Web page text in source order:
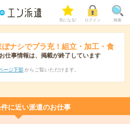
気になる! ログイン 検索
ぼナシでプラ充！組立・加工・食
仕事情報は、掲載が終了しています
ージ下部 からご覧いただけます。
に近い派遣のお仕事